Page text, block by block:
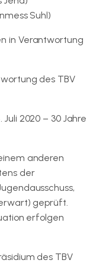
Suhl)
in Verantwortung
des TBV
2020 – 30 Jahre
anderen
der
geprüft.
erfolgen
des TBV